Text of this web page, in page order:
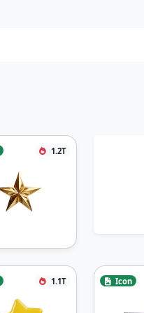
1.2T
1.1T Icon